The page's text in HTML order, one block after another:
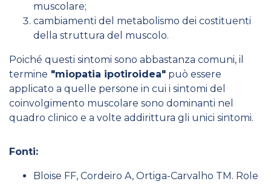
muscolare;
cambiamenti del metabolismo dei costituenti
della struttura del muscolo.
Poiché questi sintomi sono abbastanza comuni, il
termine "miopatia ipotiroidea" può essere
applicato a quelle persone in cui i sintomi del
coinvolgimento muscolare sono dominanti nel
quadro clinico e a volte addirittura gli unici sintomi.
Fonti:
Bloise FF, Cordeiro A, Ortiga-Carvalho TM. Role